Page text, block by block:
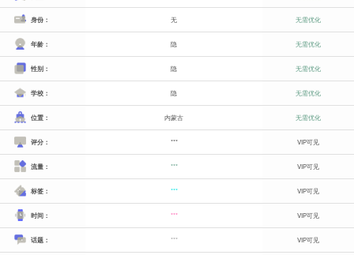
身份： 无 无需优化
年龄： 隐 无需优化
性别： 隐 无需优化
学校： 隐 无需优化
位置： 内蒙古 无需优化
评分： *** VIP可见
流量： *** VIP可见
标签： *** VIP可见
时间： *** VIP可见
话题： *** VIP可见